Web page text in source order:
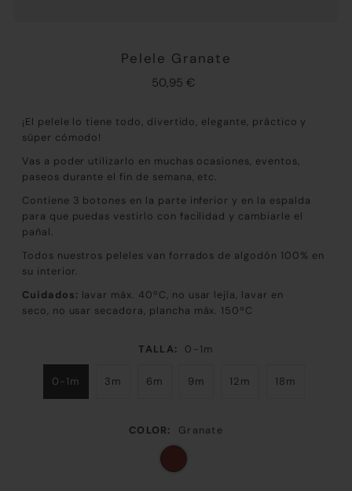
Pelele Granate
50,95 €
¡El pelele lo tiene todo, divertido, elegante, práctico y
súper cómodo!
Vas a poder utilizarlo en muchas ocasiones, eventos,
paseos durante el fin de semana, etc.
Contiene 3 botones en la parte inferior y en la espalda
para que puedas vestirlo con facilidad y cambiarle el
pañal.
Todos nuestros peleles van forrados de algodón 100% en
su interior.
Cuidados: lavar máx. 40ºC, no usar lejía, lavar en
seco, no usar secadora, plancha máx. 150ºC
TALLA: 0-1m
0-1m 3m 6m 9m 12m 18m
COLOR: Granate